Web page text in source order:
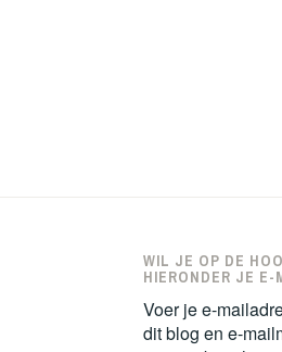
WIL JE OP DE
HIERONDER JE E-
Voer je e-
dit blog en e-